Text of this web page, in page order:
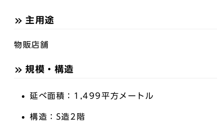
主用途
物販店舗
規模・構造
延べ面積：1,499平方メートル
構造：S造2階